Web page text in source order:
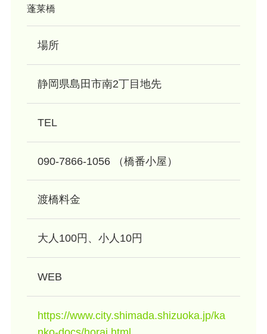
蓬莱橋
場所
静岡県島田市南2丁目地先
TEL
090-7866-1056 （橋番小屋）
渡橋料金
大人100円、小人10円
WEB
https://www.city.shimada.shizuoka.jp/ka